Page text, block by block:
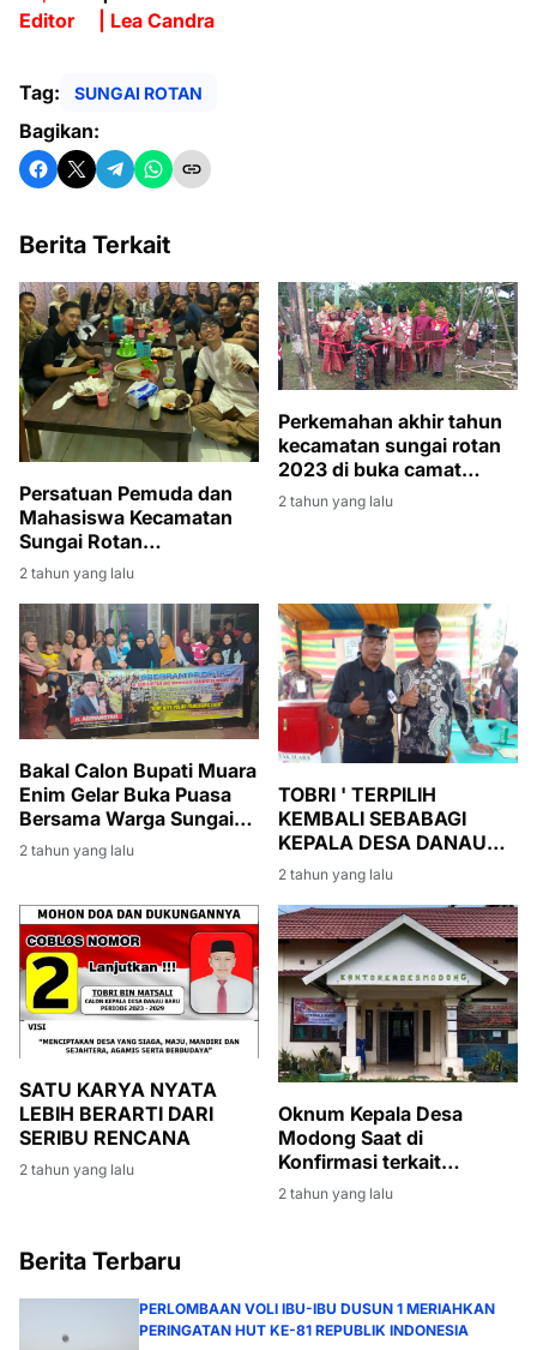
Editor | Lea Candra
Tag: SUNGAI ROTAN
Bagikan:
Berita Terkait
Persatuan Pemuda dan
Mahasiswa Kecamatan
Sungai Rotan
mengadakan Berbuka
Bersama di Kedai MM
Desa Sukarami
2 tahun yang lalu
Perkemahan akhir tahun
kecamatan sungai rotan
2023 di buka camat
sungai rotan
2 tahun yang lalu
Bakal Calon Bupati Muara
Enim Gelar Buka Puasa
Bersama Warga Sungai
Rotan
2 tahun yang lalu
TOBRI ' TERPILIH
KEMBALI SEBABAGI
KEPALA DESA DANAU
BARU
2 tahun yang lalu
SATU KARYA NYATA
LEBIH BERARTI DARI
SERIBU RENCANA
2 tahun yang lalu
Oknum Kepala Desa
Modong Saat di
Konfirmasi terkait
pengaspalan di
wilayahnya diduga tidak
2 tahun yang lalu
Berita Terbaru
PERLOMBAAN VOLI IBU-IBU DUSUN 1 MERIAHKAN
PERINGATAN HUT KE-81 REPUBLIK INDONESIA